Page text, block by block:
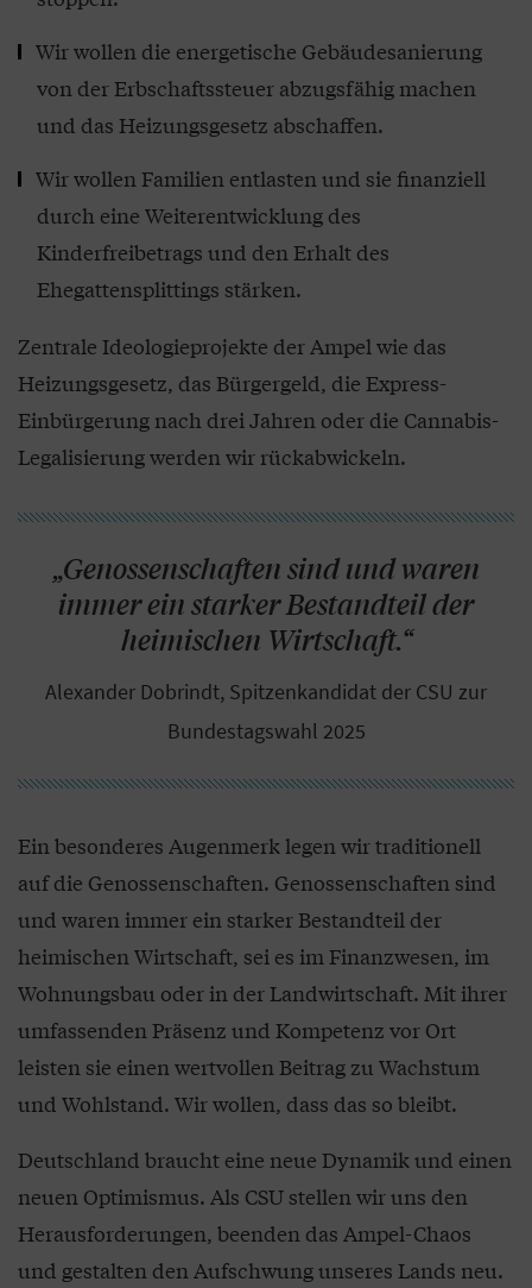
Wir wollen die energetische Gebäudesanierung
von der Erbschaftssteuer abzugsfähig machen
und das Heizungsgesetz abschaffen.
Wir wollen Familien entlasten und sie finanziell
durch eine Weiterentwicklung des
Kinderfreibetrags und den Erhalt des
Ehegattensplittings stärken.
Zentrale Ideologieprojekte der Ampel wie das
Heizungsgesetz, das Bürgergeld, die Express-
Einbürgerung nach drei Jahren oder die Cannabis-
Legalisierung werden wir rückabwickeln.
„Genossenschaften sind und waren
immer ein starker Bestandteil der
heimischen Wirtschaft.“
Alexander Dobrindt, Spitzenkandidat der CSU zur
Bundestagswahl 2025
Ein besonderes Augenmerk legen wir traditionell
auf die Genossenschaften. Genossenschaften sind
und waren immer ein starker Bestandteil der
heimischen Wirtschaft, sei es im Finanzwesen, im
Wohnungsbau oder in der Landwirtschaft. Mit ihrer
umfassenden Präsenz und Kompetenz vor Ort
leisten sie einen wertvollen Beitrag zu Wachstum
und Wohlstand. Wir wollen, dass das so bleibt.
Deutschland braucht eine neue Dynamik und einen
neuen Optimismus. Als CSU stellen wir uns den
Herausforderungen, beenden das Ampel-Chaos
und gestalten den Aufschwung unseres Lands neu.